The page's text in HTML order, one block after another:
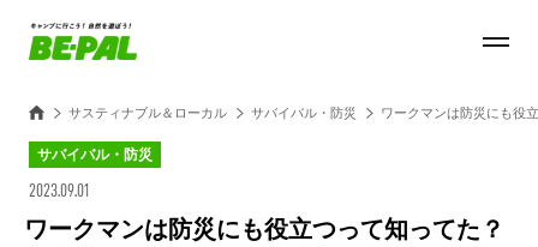
サスティナブル＆ローカル サバイバル・防災 ワークマンは防災にも役
サバイバル・防災
2023.09.01
ワークマンは防災にも役立つって知ってた？